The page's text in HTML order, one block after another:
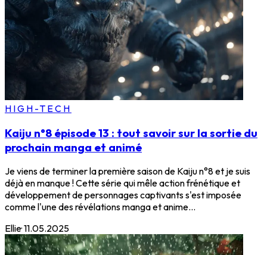
HIGH-TECH
Kaiju n°8 épisode 13 : tout savoir sur la sortie du
prochain manga et animé
Je viens de terminer la première saison de Kaiju n°8 et je suis
déjà en manque ! Cette série qui mêle action frénétique et
développement de personnages captivants s'est imposée
comme l'une des révélations manga et anime...
Ellie·11.05.2025